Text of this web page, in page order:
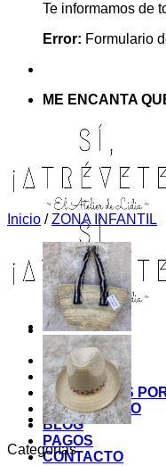
Te informamos de
Error: Formulario
ME ENCANTA
INICIO
TIENDA
MIS COSITAS
EL COMIENZO
BLOG
PAGOS
CONTACTO
Inicio / ZONA INFANTIL
Categorías